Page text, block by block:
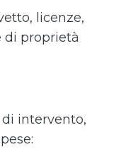
licenze,
di proprietà
intervento,